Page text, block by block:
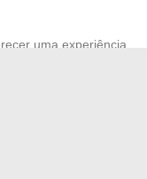
uma experiência